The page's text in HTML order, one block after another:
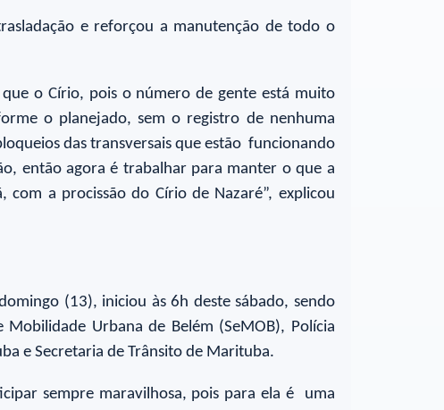
e reforçou a manutenção de todo o
o Círio, pois o número de gente está muito
o planejado, sem o registro de nenhuma
das transversais que estão funcionando
então agora é trabalhar para manter o que a
a procissão do Círio de Nazaré”, explicou
(13), iniciou às 6h deste sábado, sendo
Urbana de Belém (SeMOB), Polícia
e Secretaria de Trânsito de Marituba.
sempre maravilhosa, pois para ela é uma